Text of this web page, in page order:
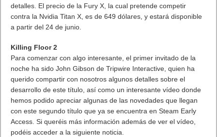
detalles. El precio de la Fury X, la cual pretende competir
contra la Nvidia Titan X, es de 649 dólares, y estará disponible
a partir del 24 de junio.
Killing Floor 2
Para comenzar con algo interesante, el primer invitado de la
noche ha sido John Gibson de Tripwire Interactive, quien ha
querido compartir con nosotros algunos detalles sobre el
desarrollo de este título, así como un interesante vídeo donde
hemos podido apreciar algunas de las novedades que llegan
con este segundo título que ya se encuentra en Steam Early
Access. Si queréis más información además de ver el vídeo,
podéis acceder a la siguiente noticia.